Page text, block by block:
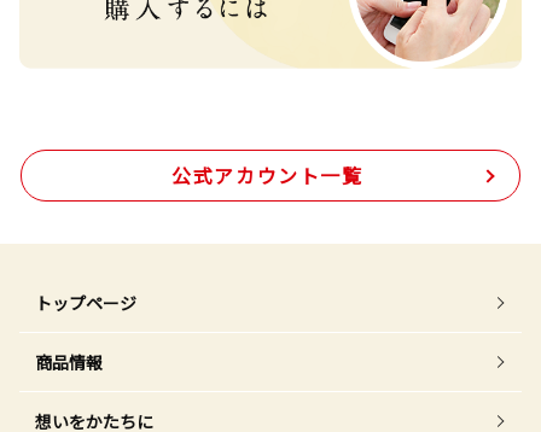
公式アカウント一覧
トップページ
商品情報
想いをかたちに